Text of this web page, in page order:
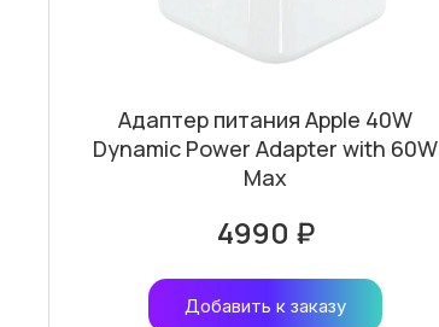
Адаптер питания Apple 40W
Dynamic Power Adapter with 60W
Max
4990 ₽
Добавить к заказу